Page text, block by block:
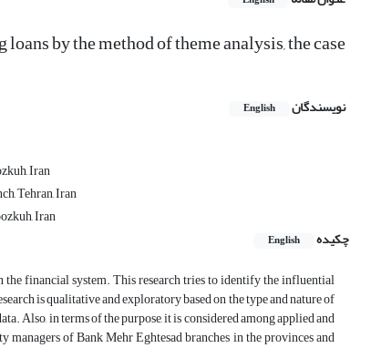
by the method of theme analysis, the case
نویسندگان English
Iran
Tehran, Iran
Iran
چکیده
English
financial system. This research tries to identify the influential
is qualitative and exploratory based on the type and nature of
Also, in terms of the purpose, it is considered among applied and
managers of Bank Mehr Eghtesad branches in the provinces and